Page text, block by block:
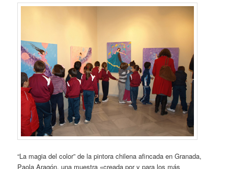
“La magia del color” de la pintora chilena afincada en Granada,
Paola Aragón, una muestra «creada por y para los más